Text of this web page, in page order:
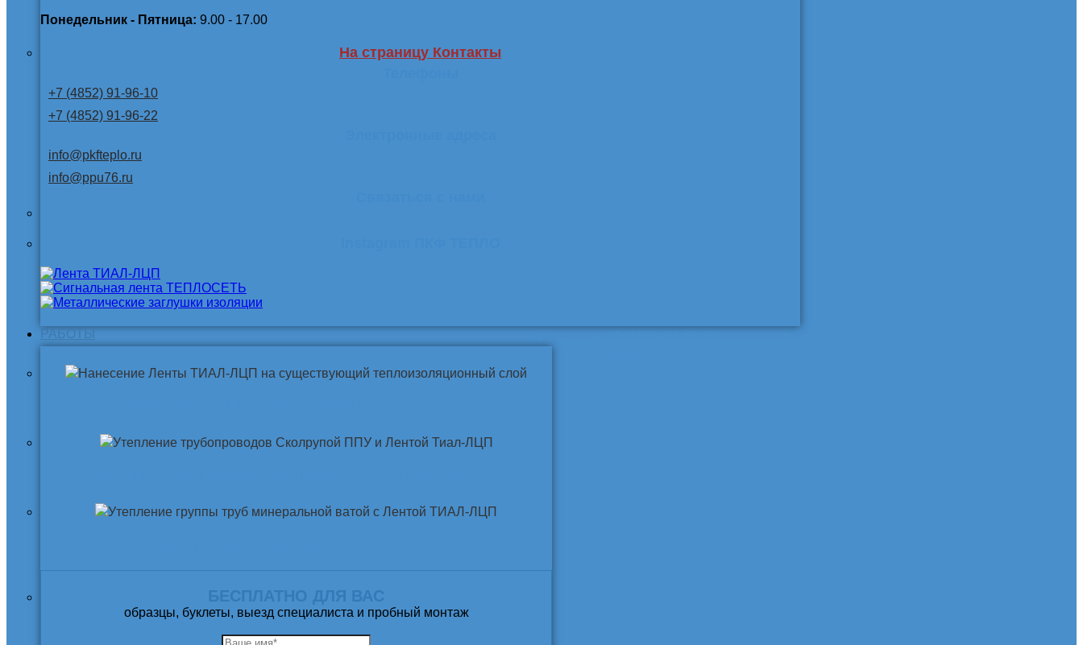
Понедельник - Пятница: 9.00 - 17.00
На страницу Контакты
+7 (4852) 91-96-10
+7 (4852) 91-96-22
info@pkfteplo.ru
info@ppu76.ru
РАБОТЫ
образцы, буклеты, выезд специалиста и пробный монтаж